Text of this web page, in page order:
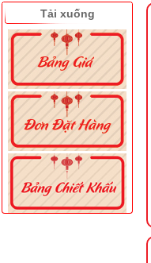
Tải xuống